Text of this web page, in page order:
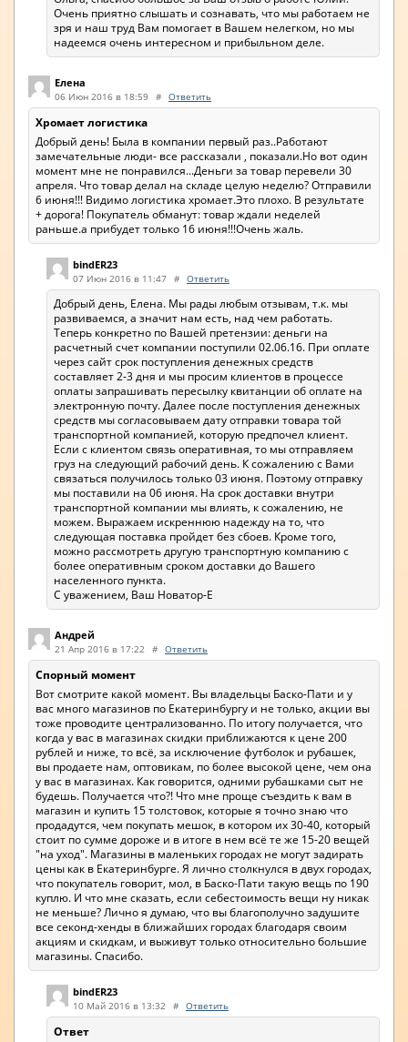
Очень приятно слышать и сознавать, что мы работаем не
зря и наш труд Вам помогает в Вашем нелегком, но мы
надеемся очень интересном и прибыльном деле.
Елена
06 Июн 2016 в 18:59 # Ответить
Хромает логистика
Добрый день! Была в компании первый раз..Работают
замечательные люди- все рассказали , показали.Но вот один
момент мне не понравился...Деньги за товар перевели 30
апреля. Что товар делал на складе целую неделю? Отправили
6 июня!!! Видимо логистика хромает.Это плохо. В результате
+ дорога! Покупатель обманут: товар ждали неделей
раньше.а прибудет только 16 июня!!!Очень жаль.
bindER23
07 Июн 2016 в 11:47 # Ответить
Добрый день, Елена. Мы рады любым отзывам, т.к. мы
развиваемся, а значит нам есть, над чем работать.
Теперь конкретно по Вашей претензии: деньги на
расчетный счет компании поступили 02.06.16. При оплате
через сайт срок поступления денежных средств
составляет 2-3 дня и мы просим клиентов в процессе
оплаты запрашивать пересылку квитанции об оплате на
электронную почту. Далее после поступления денежных
средств мы согласовываем дату отправки товара той
транспортной компанией, которую предпочел клиент.
Если с клиентом связь оперативная, то мы отправляем
груз на следующий рабочий день. К сожалению с Вами
связаться получилось только 03 июня. Поэтому отправку
мы поставили на 06 июня. На срок доставки внутри
транспортной компании мы влиять, к сожалению, не
можем. Выражаем искреннюю надежду на то, что
следующая поставка пройдет без сбоев. Кроме того,
можно рассмотреть другую транспортную компанию с
более оперативным сроком доставки до Вашего
населенного пункта.
С уважением, Ваш Новатор-Е
Андрей
21 Апр 2016 в 17:22 # Ответить
Спорный момент
Вот смотрите какой момент. Вы владельцы Баско-Пати и у
вас много магазинов по Екатеринбургу и не только, акции вы
тоже проводите централизованно. По итогу получается, что
когда у вас в магазинах скидки приближаются к цене 200
рублей и ниже, то всё, за исключение футболок и рубашек,
вы продаете нам, оптовикам, по более высокой цене, чем она
у вас в магазинах. Как говорится, одними рубашками сыт не
будешь. Получается что?! Что мне проще съездить к вам в
магазин и купить 15 толстовок, которые я точно знаю что
продадутся, чем покупать мешок, в котором их 30-40, который
стоит по сумме дороже и в итоге в нем всё те же 15-20 вещей
"на уход". Магазины в маленьких городах не могут задирать
цены как в Екатеринбурге. Я лично столкнулся в двух городах,
что покупатель говорит, мол, в Баско-Пати такую вещь по 190
куплю. И что мне сказать, если себестоимость вещи ну никак
не меньше? Лично я думаю, что вы благополучно задушите
все секонд-хенды в ближайших городах благодаря своим
акциям и скидкам, и выживут только относительно большие
магазины. Спасибо.
bindER23
10 Май 2016 в 13:32 # Ответить
Ответ